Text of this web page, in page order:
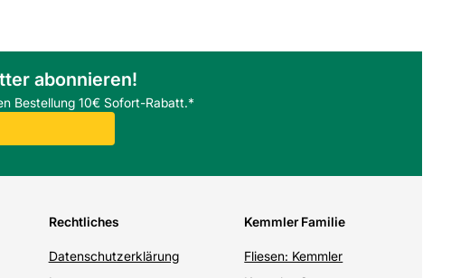
abonnieren!
Bestellung 10€ Sofort-Rabatt.*
Rechtliches
Datenschutzerklärung
Kemmler Familie
Fliesen: Kemmler